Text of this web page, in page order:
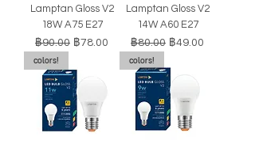
Lamptan Gloss V2
18W A75 E27
ราคาปกติ
฿90.00 ราคาขายลด
฿78.00
Lamptan Gloss V2
14W A60 E27
ราคาปกติ
฿80.00 ราคาขายลด
฿49.00
colors!
colors!